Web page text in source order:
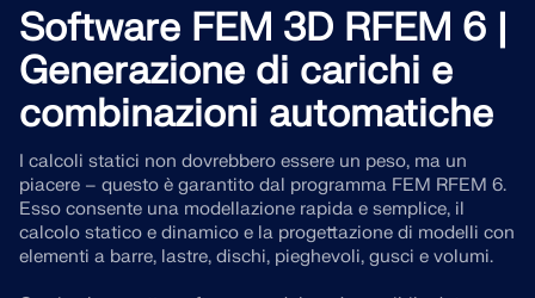
Settori
Aree di applicazione
Norme
Servizi online
Prodotti
RFEM 6
L’unico software di analisi e progettazione strutturale di
cui hai bisogno per i tuoi progetti
Scopri di più
Assistenza tecnica
Supporto tecnico
Corsi di formazione
News
News
Risorse
Education
Software FEM 3D RFEM 6 |
Generazione di carichi e
combinazioni automatiche
I calcoli statici non dovrebbero essere un peso, ma un
piacere – questo è garantito dal programma FEM RFEM 6.
Esso consente una modellazione rapida e semplice, il
calcolo statico e dinamico e la progettazione di modelli con
elementi a barre, lastre, dischi, pieghevoli, gusci e volumi.